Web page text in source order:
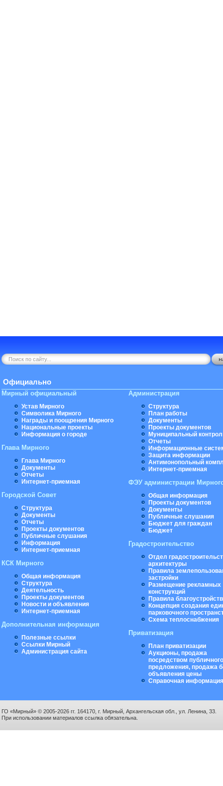
Официально
Мирный официальный
Устав Мирного
Символика Мирного
Награды и поощрения Мирного
Национальные проекты
Информация о городе
Глава Мирного
Глава Мирного
Документы
Отчеты
Интернет-приемная
Городской Совет
Структура
Документы
Отчеты
Проекты документов
Публичные слушания
Информация
Интернет-приемная
КСК Мирного
Общая информация
Структура
Деятельность
Проекты документов
Новости и объявления
Интернет-приемная
Дополнительная информация
Полезные ссылки
Ссылки Мирный
Администрация сайта
Администрация
Структура
План работы
Документы
Проекты документов
Муниципальный
Отчеты
Информационные
Защита информации
Антимонопольный
Интернет-приемная
ФЭУ администрации
Общая информация
Проекты документов
Документы
Публичные слушания
Бюджет для граждан
Бюджет
Градостроительство
Отдел
архитектуры
Правила
застройки
Размещение рекламных
конструкций
Правила
Концепция создания
парковочного
Схема теплоснабжения
Приватизация
План приватизации
Аукционы, продажа
посредством публичного
предложения, продажа
объявления цены
Справочная информация
ГО «Мирный» © 2005-2026 гг. 164170, г. Мирный, Архангельская обл., ул. Ленина, 33.
При использовании материалов ссылка обязательна.